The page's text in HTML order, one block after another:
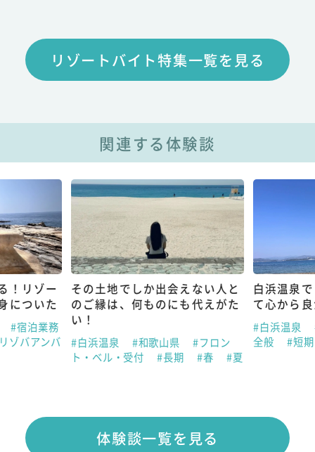
リゾートバイト特集一覧を見る
関連する体験談
！リゾー
についた
#宿泊業務
ゾバアンバ
その土地でしか出会えない人と
のご縁は、何ものにも代えがた
い！
#白浜温泉 #和歌山県
#フロン
ト・ベル・受付
#長期 #春 #夏
白浜温泉
て心から
#白浜温泉
全般
#短
体験談一覧を見る